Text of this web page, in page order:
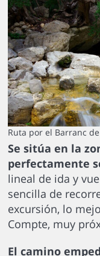
Ruta por el Barranc
Se sitúa en la
perfectamente
lineal de ida y
sencilla de
excursión, lo
Compte, muy
El camino